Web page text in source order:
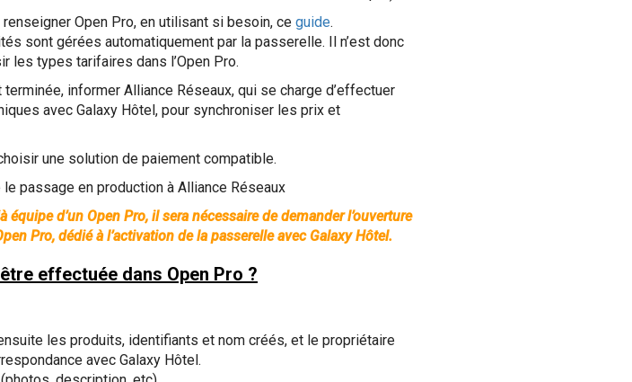
Open Pro, en utilisant si besoin, ce guide.
sont gérées automatiquement par la passerelle. Il n’est donc
les types tarifaires dans l’Open Pro.
informer Alliance Réseaux, qui se charge d’effectuer
avec Galaxy Hôtel, pour synchroniser les prix et
une solution de paiement compatible.
passage en production à Alliance Réseaux
équipe d’un Open Pro, il sera nécessaire de demander l’ouverture
Pro, dédié à l’activation de la passerelle avec Galaxy Hôtel.
effectuée dans Open Pro ?
les produits, identifiants et nom créés, et le propriétaire
avec Galaxy Hôtel.